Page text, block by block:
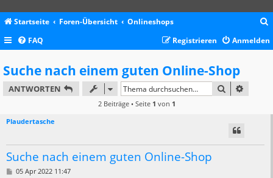
Startseite Foren-Übersicht Onlineshops
c
FAQ Anmelden
Registrieren
Suche nach einem guten Online-Shop
ANTWORTEN SUCHE
2 Beiträge • Seite 1 von 1
Plaudertasche
Suche nach einem guten Online-Shop
B05 Apr 2022 11:47